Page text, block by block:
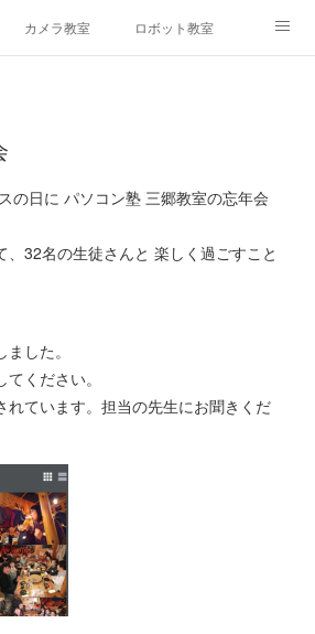
カメラ教室 ロボット教室
の日に パソコン塾 三郷教室の忘年会
、32名の生徒さんと 楽しく過ごすこと
した。
てください。
れています。担当の先生にお聞きくだ